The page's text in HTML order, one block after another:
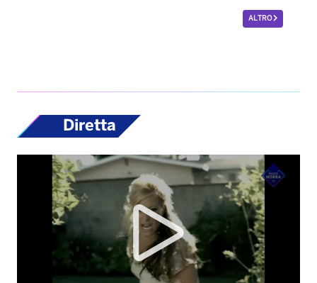
ALTRO
Diretta